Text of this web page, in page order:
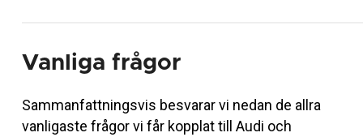
Vanliga frågor
Sammanfattningsvis besvarar vi nedan de allra
vanligaste frågor vi får kopplat till Audi och